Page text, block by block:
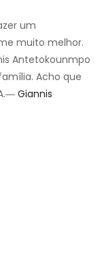
um
muito melhor.
Antetokounmpo
Acho que
Giannis